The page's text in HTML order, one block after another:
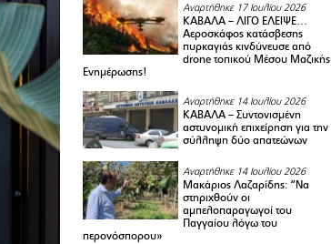
Αναρτήθηκε 17 Ιουλίου 2026
ΚΑΒΑΛΑ – ΛΙΓΟ ΕΛΕΙΨΕ…
Αεροσκάφος κατάσβεσης
πυρκαγιάς κινδύνευσε από
drone τοπικού Μέσου Μαζικής
Ενημέρωσης!
Αναρτήθηκε 14 Ιουλίου 2026
ΚΑΒΑΛΑ – Συντονισμένη
αστυνομική επιχείρηση για την
σύλληψη δύο απατεώνων
Αναρτήθηκε 14 Ιουλίου 2026
Μακάριος Λαζαρίδης: “Να
στηριχθούν οι
αμπελοπαραγωγοί του
Παγγαίου λόγω του
περονόσπορου»